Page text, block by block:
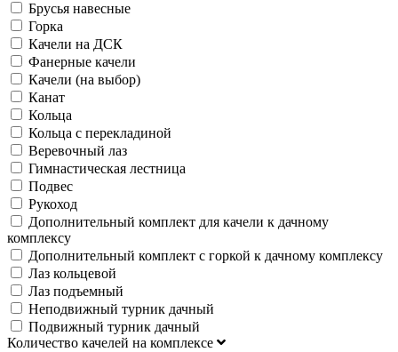
Брусья навесные
Горка
Качели на ДСК
Фанерные качели
Качели (на выбор)
Канат
Кольца
Кольца с перекладиной
Веревочный лаз
Гимнастическая лестница
Подвес
Рукоход
Дополнительный комплект для качели к дачному
комплексу
Дополнительный комплект с горкой к дачному комплексу
Лаз кольцевой
Лаз подъемный
Неподвижный турник дачный
Подвижный турник дачный
Количество качелей на комплексе